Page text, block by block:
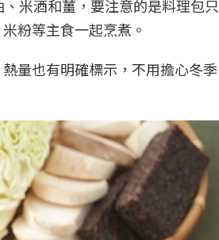
米酒和薑，要注意的是料理包只
粉等主食一起烹煮。
量也有明確標示，不用擔心冬季